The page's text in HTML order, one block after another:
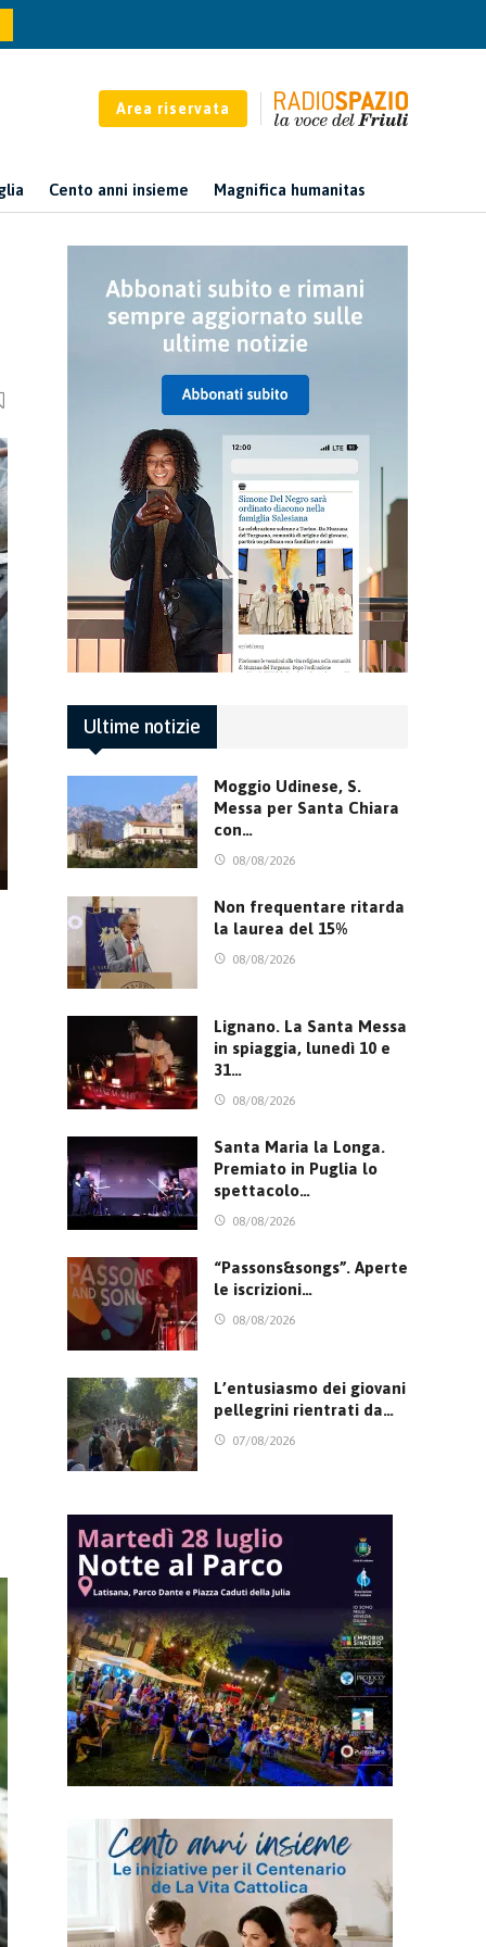
Area riservata
Cento anni insieme Magnifica humanitas
Ultime notizie
Moggio Udinese, S.
Messa per Santa Chiara
con…
08/08/2026
Non frequentare ritarda
la laurea del 15%
08/08/2026
Lignano. La Santa Messa
in spiaggia, lunedì 10 e
31…
08/08/2026
Santa Maria la Longa.
Premiato in Puglia lo
spettacolo…
08/08/2026
“Passons&songs”. Aperte
le iscrizioni…
08/08/2026
L’entusiasmo dei giovani
pellegrini rientrati da…
07/08/2026